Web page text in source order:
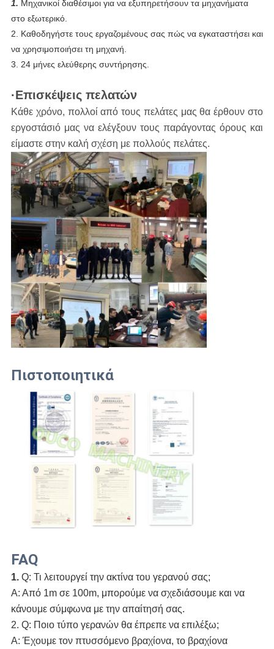
1. Μηχανικοί διαθέσιμοι για να εξυπηρετήσουν τα μηχανήματα
στο εξωτερικό.
2. Καθοδηγήστε τους εργαζομένους σας πώς να εγκαταστήσει και
να χρησιμοποιήσει τη μηχανή.
3. 24 μήνες ελεύθερης συντήρησης.
·Επισκέψεις πελατών
Κάθε χρόνο, πολλοί από τους πελάτες μας θα έρθουν στο
εργοστάσιό μας να ελέγξουν τους παράγοντας όρους και
είμαστε στην καλή σχέση με πολλούς πελάτες.
Πιστοποιητικά
FAQ
1. Q: Τι λειτουργεί την ακτίνα του γερανού σας;
Α: Από 1m σε 100m, μπορούμε να σχεδιάσουμε και να
κάνουμε σύμφωνα με την απαίτησή σας.
2. Q: Ποιο τύπο γερανών θα έπρεπε να επιλέξω;
Α: Έχουμε τον πτυσσόμενο βραχίονα, το βραχίονα